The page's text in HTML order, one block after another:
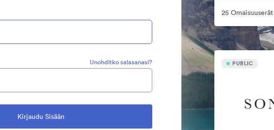
Unohditko salasanasi?
25 Omaisuuserät
PUBLIC